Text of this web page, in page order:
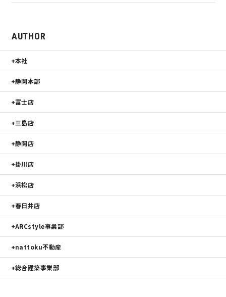
AUTHOR
本社
静岡本部
富士店
三島店
静岡店
掛川店
浜松店
春日井店
ARCstyle事業部
nattoku不動産
総合建築事業部